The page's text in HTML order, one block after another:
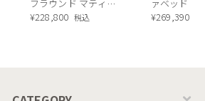
フラウンド マティエ
ラ塗装 ダイニングテ
¥228,800 税込
ァベッド（
ル）190cm
¥269,390